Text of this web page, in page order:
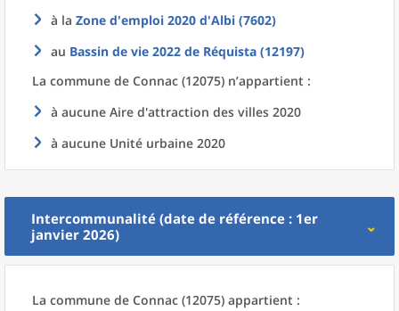
à la Zone d'emploi 2020 d'Albi (7602)
au Bassin de vie 2022 de Réquista (12197)
La commune de Connac (12075) n’appartient :
à aucune Aire d'attraction des villes 2020
à aucune Unité urbaine 2020
Intercommunalité (date de référence : 1er
janvier 2026)
La commune de Connac (12075) appartient :